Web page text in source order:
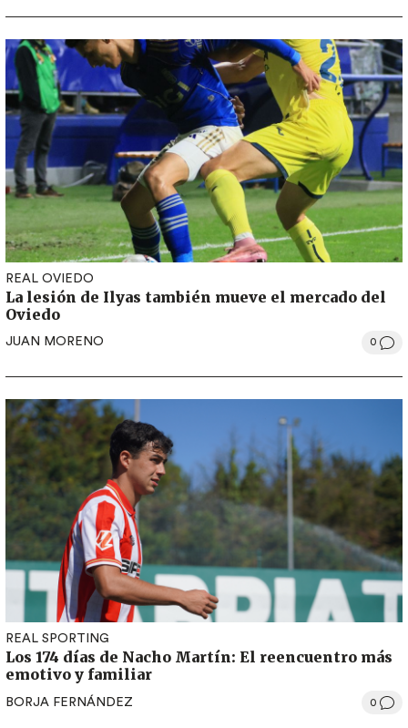
REAL OVIEDO
La lesión de Ilyas también mueve el mercado del
Oviedo
JUAN MORENO 0
REAL SPORTING
Los 174 días de Nacho Martín: El reencuentro más
emotivo y familiar
BORJA FERNÁNDEZ 0